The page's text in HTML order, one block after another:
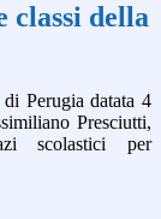
classi della
Perugia datata 4
Presciutti,
scolastici per